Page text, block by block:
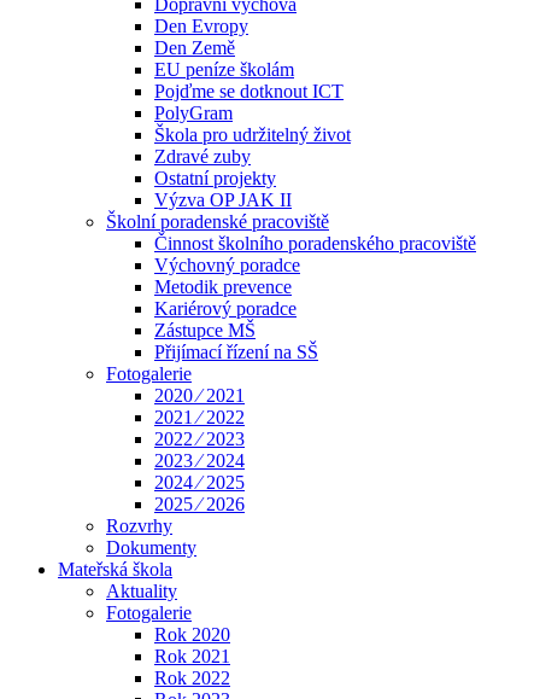
Dopravní výchova
Den Evropy
Den Země
EU peníze školám
Pojďme se dotknout ICT
PolyGram
Škola pro udržitelný život
Zdravé zuby
Ostatní projekty
Výzva OP JAK II
Školní poradenské pracoviště
Činnost školního poradenského pracoviště
Výchovný poradce
Metodik prevence
Kariérový poradce
Zástupce MŠ
Přijímací řízení na SŠ
Fotogalerie
2020 ⁄ 2021
2021 ⁄ 2022
2022 ⁄ 2023
2023 ⁄ 2024
2024 ⁄ 2025
2025 ⁄ 2026
Rozvrhy
Dokumenty
Mateřská škola
Aktuality
Fotogalerie
Rok 2020
Rok 2021
Rok 2022